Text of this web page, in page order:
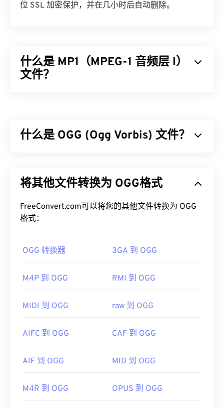
位 SSL 加密保护，并在几小时后自动删除。
什么是 MP1（MPEG-1 音频层 I）
文件？
被较新的MPEG-1 音频层 II (MP2)、MPEG-1 音频层
文件的最佳选择，而且该播放器还具有跨平台运行的
优势。
Media Player
Awave Studio 、 Winamp
jetAudio。
制定者： ISO
运动图像专家组
有用的链接：
er_I
https://mpeg.chiariglione.org/standards/mpeg-
1.html
什么是 OGG (Ogg Vorbis) 文件？
免版税的编码方案。与MP3一样，OGG 文件以其高
标题信息。
打开 OGG 文件的默认程序是VLC 媒体播放器
Media Player、 RealPlayer、 Winamp
如果需要，您可以直接在
Google Drive
设备上使用。请注意，Apple 产品不支持 OGG。
首次发行：2000 年
将其他文件转换为 OGG格式
FreeConvert.com可以将您的其他文件转换为 OGG
格式：
OGG 转换器 3GA 到 OGG
M4P 到 OGG RMI 到 OGG
MIDI 到 OGG raw 到 OGG
AIFC 到 OGG CAF 到 OGG
AIF 到 OGG MID 到 OGG
M4R 到 OGG OPUS 到 OGG